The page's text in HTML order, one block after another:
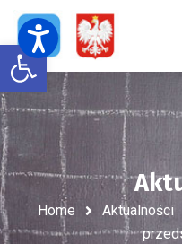
Open toolbar
Home Aktualności